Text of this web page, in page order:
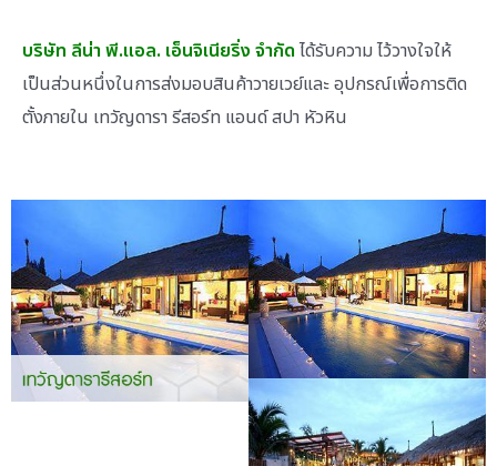
บริษัท ลีน่า พี.แอล. เอ็นจิเนียริ่ง จำกัด ได้รับความ ไว้วางใจให้
เป็นส่วนหนึ่งในการส่งมอบสินค้าวายเวย์และ อุปกรณ์เพื่อการติด
ตั้งภายใน เทวัญดารา รีสอร์ท แอนด์ สปา หัวหิน